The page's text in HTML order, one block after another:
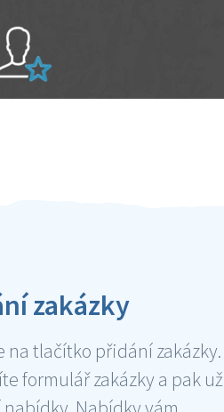
zakázky
tlačítko přidání zakázky.
formulář zakázky a pak už